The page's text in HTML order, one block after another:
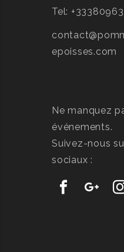
Tel:
epoisses.com
Ne manquez
événements.
Suivez-nous
sociaux :